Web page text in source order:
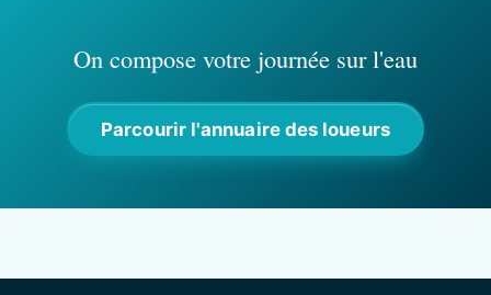
On compose votre journée sur l'eau
Parcourir l'annuaire des loueurs